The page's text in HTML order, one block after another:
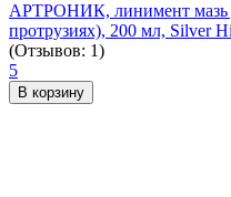
АРТРОНИК, линимент мазь
протрузиях), 200 мл, Silver
(Отзывов: 1)
5
В корзину